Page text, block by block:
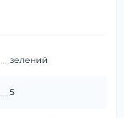
зелений
5